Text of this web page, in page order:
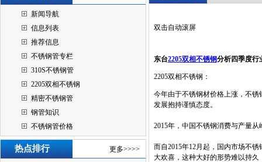
新闻导航
信息列表
推荐信息
不锈钢管专栏
310S不锈钢管
2205双相不锈钢
精密不锈钢管
钢管知识
不锈钢管价格
热点排行 更多>>>>
双击自动滚屏
东台2205双相不锈钢分析四季度行
2205双相不锈钢：
今年由于不锈钢材价格上涨，不
发展抱持谨慎态度。
2015年，中国不锈钢消费与产量
而自2015年12月起，国内市场不
大欢喜，这种大好的形势难以持